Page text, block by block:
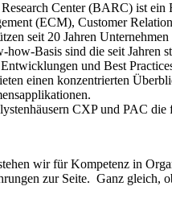
Center (BARC) ist
(ECM), Customer
seit 20 Jahren
Basis sind die seit Jahren
und Best
einen konzentrierten
CXP und PAC die
wir für Kompetenz in
zur Seite. Ganz gleich,